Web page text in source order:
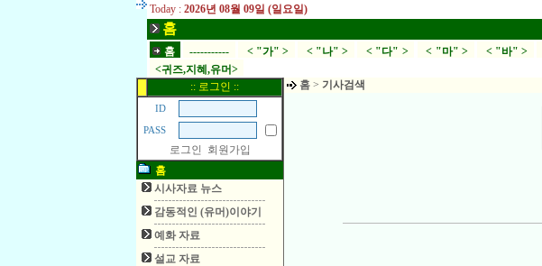
Today : 2026년 08월 09일 (일요일)
홈
홈
----------- < "가" > < "나" > < "다" > < "마" > < "바" >
<귀즈,지혜,유머>
:: 로그인 ::
ID
PASS
로그인
회원가입
홈
시사자료 뉴스
감동적인 (유머)이야기
예화 자료
설교 자료
홈 > 기사검색